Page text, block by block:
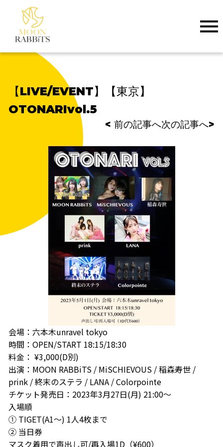
【LIVE/EVENT】【東京】
OTONARIvol.5
< 前の記事へ次の記事へ>
会場：六本木unravel tokyo
時間：OPEN/START 18:15/18:30
料金： ¥3,000(D別)
出演：MOON RABBiTS / MiSCHIEVOUS / 稲森寿世 /
prink / 終末のステラ / LANA / Colorpointe
チケット発売日：2023年3月27日(月) 21:00〜
入場順
① TIGET(A1〜) 1人4枚まで
② 当日券
マスク着用で声出し可/再入場1D（¥600）